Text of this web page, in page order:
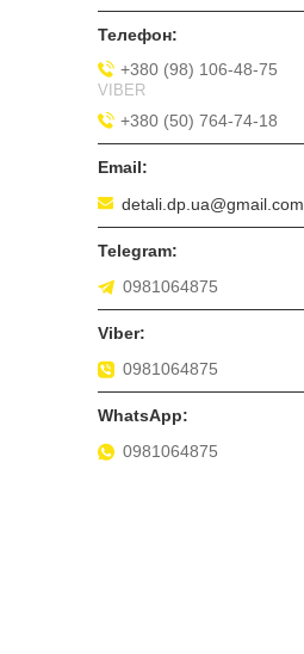
+380 (98) 106-48-75
VIBER
+380 (50) 764-74-18
detali.dp.ua@gmail.com
0981064875
0981064875
0981064875